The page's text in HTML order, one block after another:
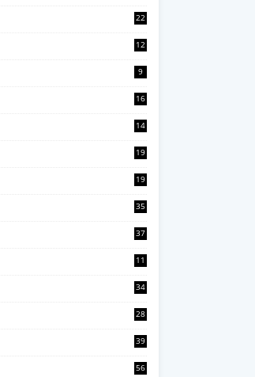
22
12
9
16
14
19
19
35
37
11
34
28
39
56